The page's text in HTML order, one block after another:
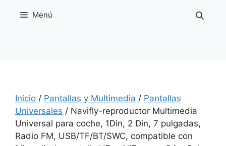
Menú
Inicio / Pantallas y Multimedia / Pantallas
Universales / Navifly-reproductor Multimedia
Universal para coche, 1Din, 2 Din, 7 pulgadas,
Radio FM, USB/TF/BT/SWC, compatible con